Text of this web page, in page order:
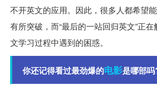
不开英文的应用。因此，很多人都希望
有所突破，而“最后的一站回归英文”正
文学习过程中遇到的困惑。
你还记得看过最劲爆的电影是哪部吗